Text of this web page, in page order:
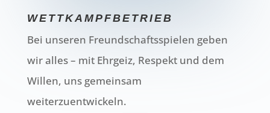
WETTKAMPFBETRIEB
Bei unseren Freundschaftsspielen geben
wir alles – mit Ehrgeiz, Respekt und dem
Willen, uns gemeinsam
weiterzuentwickeln.